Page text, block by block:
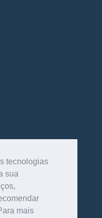
tecnologias
sua
mais